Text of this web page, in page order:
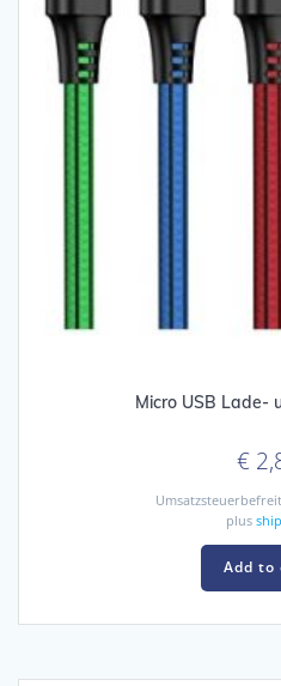
Micro USB Lade-
€
plus
Add to